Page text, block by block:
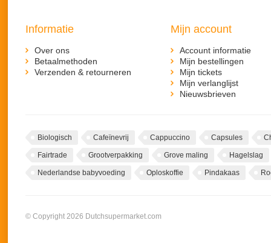
Informatie
Over ons
Betaalmethoden
Verzenden & retourneren
Mijn account
Account informatie
Mijn bestellingen
Mijn tickets
Mijn verlanglijst
Nieuwsbrieven
Biologisch Cafeïnevrij Cappuccino Capsules
Fairtrade Grootverpakking Grove maling Hagelslag
Nederlandse babyvoeding Oploskoffie Pindakaas
© Copyright 2026 Dutchsupermarket.com